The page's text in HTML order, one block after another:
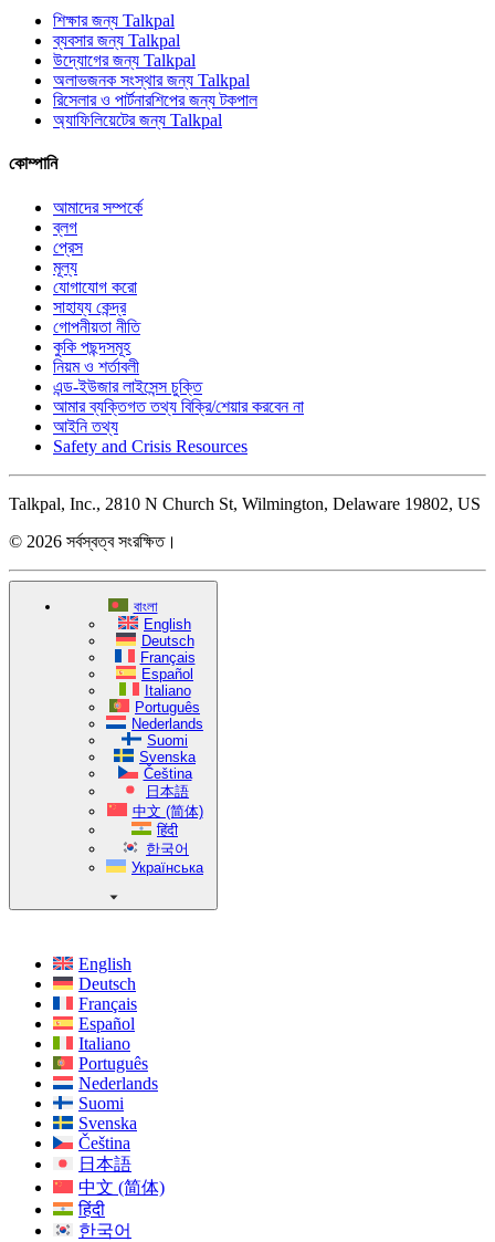
শিক্ষার জন্য Talkpal
ব্যবসার জন্য Talkpal
উদ্যোগের জন্য Talkpal
অলাভজনক সংস্থার জন্য Talkpal
রিসেলার ও পার্টনারশিপের জন্য টকপাল
অ্যাফিলিয়েটের জন্য Talkpal
কোম্পানি
আমাদের সম্পর্কে
ব্লগ
প্রেস
মূল্য
যোগাযোগ করো
সাহায্য কেন্দ্র
গোপনীয়তা নীতি
কুকি পছন্দসমূহ
নিয়ম ও শর্তাবলী
এন্ড-ইউজার লাইসেন্স চুক্তি
আমার ব্যক্তিগত তথ্য বিক্রি/শেয়ার করবেন না
আইনি তথ্য
Safety and Crisis Resources
Talkpal, Inc., 2810 N Church St, Wilmington, Delaware 19802, US
© 2026 সর্বস্বত্ব সংরক্ষিত।
বাংলা
English
Deutsch
Français
Español
Italiano
Português
Nederlands
Suomi
Svenska
Čeština
日本語
中文 (简体)
हिंदी
한국어
Українська
English
Deutsch
Français
Español
Italiano
Português
Nederlands
Suomi
Svenska
Čeština
日本語
中文 (简体)
हिंदी
한국어